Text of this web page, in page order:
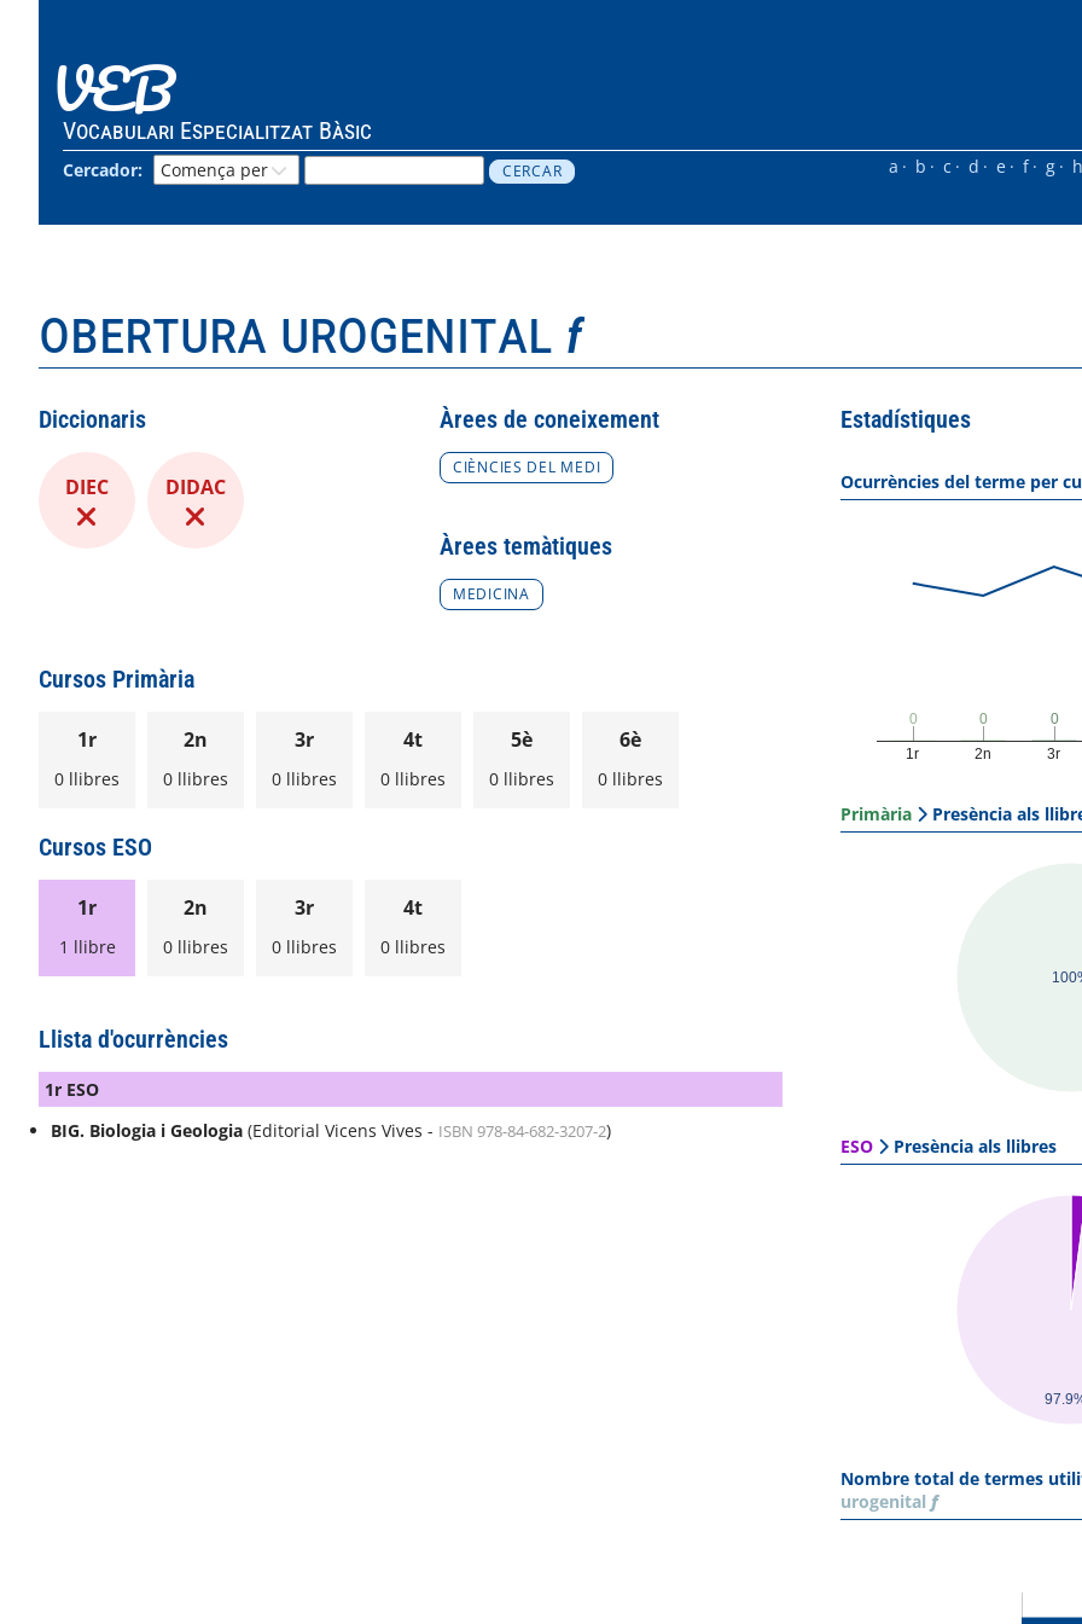
VEB
Vocabulari Especialitzat Bàsic
Cercador: a b c d e f g h
obertura urogenital f
Diccionaris
DIEC DIDAC
Àrees de coneixement
CIÈNCIES DEL MEDI
Àrees temàtiques
MEDICINA
Cursos Primària
1r
0 llibres
2n
0 llibres
3r
0 llibres
4t
0 llibres
5è
0 llibres
6è
0 llibres
Cursos ESO
1r
1 llibre
2n
0 llibres
3r
0 llibres
4t
0 llibres
Llista d'ocurrències
1r ESO
BIG. Biologia i Geologia (Editorial Vicens Vives - ISBN 978-84-682-3207-2)
Estadístiques
Ocurrències del terme per
1r 2n 3r
0
0 0
0 0
0
Primària Presència als
ESO Presència als llibres
Nombre total de termes
urogenital f